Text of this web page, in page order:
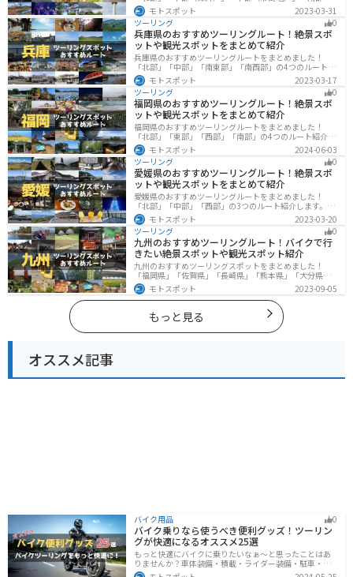
の4つのルート紹介します。古い町並みや神社仏閣、自然
に囲まれた風光明媚なスポットが数多く存在し、様々な
楽しみ方ができます。バイクで京都府にツーリングに行
く際は参考にしてください。
モトスポット
2023-03-31
ツーリング
0
兵庫県のおすすめツーリングルート！絶景スポ
ットや観光スポットをまとめて紹介
兵庫県のおすすめツーリングルートをまとめました！
「北部」「中部」「南東部」「南西部」の4つのルート紹
介します。自然豊かな山を堪能できる北部と中部、街中
で海辺の南部と違った楽しみ方ができます。バイクで兵
庫県にツーリングに行く際は参考にしてください。
モトスポット
2023-03-17
ツーリング
0
福岡県のおすすめツーリングルート！絶景スポ
ットや観光スポットをまとめて紹介
福岡県のおすすめツーリングルートをまとめました！
「北部」「東部」「西部」「南部」の4つのルート紹介し
ます。豊かな自然から歴史ある名所、グルメまで多彩な
魅力が詰まっており、様々な楽しみ方ができます。バイ
クで福岡県にツーリングに行く際は参考にしてくださ
い。
モトスポット
2024-06-03
ツーリング
0
愛媛県のおすすめツーリングルート！絶景スポ
ットや観光スポットをまとめて紹介
愛媛県のおすすめツーリングルートをまとめました！
「北部」「中部」「西部」の3つのルート紹介します。山
や海といった自然だけでなく、気軽に渡れる島もあり
様々な楽しみ方ができます。バイクで愛媛県にツーリン
グに行く際は参考にしてください。
モトスポット
2023-03-20
ツーリング
0
九州のおすすめツーリングルート！バイクで行
きたい絶景スポットや観光スポット紹介
九州のおすすめツーリングスポットをまとめました！
「福岡県」「佐賀県」「長崎県」「熊本県」「大分県」
「宮崎都」「鹿児島県」の各県の観光地紹介します。自
然豊かな山々や湖、温泉地が点在し、四季折々の景色を
楽しめるスポットが多数あります。バイクで九州にツー
リングに行く際は参考にしてください。
モトスポット 2023-09-05
もっと見る
オススメ記事
バイク用品 0
バイク乗りなら使うべき便利グッズ！ツーリン
グが快適になるオススメ25選
もっと快適にバイクに乗りたいなぁ〜と思ったことはあ
りませんか？車体装備・積載・ライダー装備・駐車・メ
ンテ・トラブル対応の6ジャンルで、バイクをもっと快適